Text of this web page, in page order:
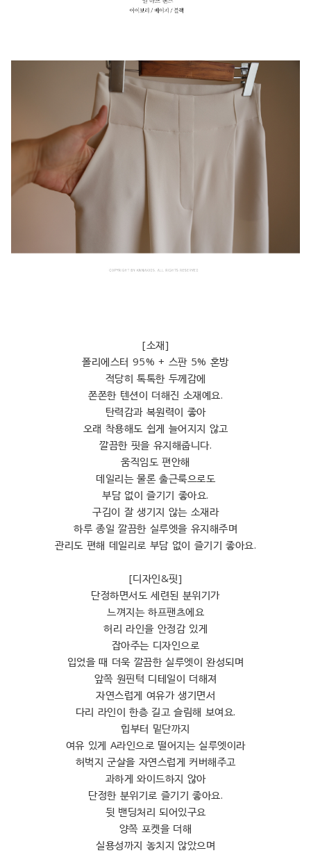
[소재]
폴리에스터 95% + 스판 5% 혼방
적당히 톡톡한 두께감에
쫀쫀한 텐션이 더해진 소재예요.
탄력감과 복원력이 좋아
오래 착용해도 쉽게 늘어지지 않고
깔끔한 핏을 유지해줍니다.
움직임도 편안해
데일리는 물론 출근룩으로도
부담 없이 즐기기 좋아요.
구김이 잘 생기지 않는 소재라
하루 종일 깔끔한 실루엣을 유지해주며
관리도 편해 데일리로 부담 없이 즐기기 좋아요.
[디자인&핏]
단정하면서도 세련된 분위기가
느껴지는 하프팬츠에요
허리 라인을 안정감 있게
잡아주는 디자인으로
입었을 때 더욱 깔끔한 실루엣이 완성되며
앞쪽 원핀턱 디테일이 더해져
자연스럽게 여유가 생기면서
다리 라인이 한층 길고 슬림해 보여요.
힙부터 밑단까지
여유 있게 A라인으로 떨어지는 실루엣이라
허벅지 군살을 자연스럽게 커버해주고
과하게 와이드하지 않아
단정한 분위기로 즐기기 좋아요.
뒷 밴딩처리 되어있구요
양쪽 포켓을 더해
실용성까지 놓치지 않았으며